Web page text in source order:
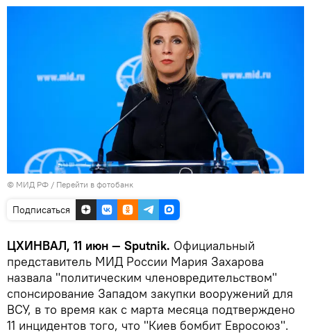
© МИД РФ / Перейти в фотобанк
Подписаться
ЦХИНВАЛ, 11 июн — Sputnik. Официальный
представитель МИД России Мария Захарова
назвала "политическим членовредительством"
спонсирование Западом закупки вооружений для
ВСУ, в то время как с марта месяца подтверждено
11 инцидентов того, что "Киев бомбит Евросоюз".